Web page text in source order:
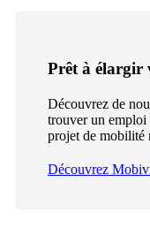
Prêt à élargir
Découvrez de
trouver un emploi
projet de mobilité
Découvrez